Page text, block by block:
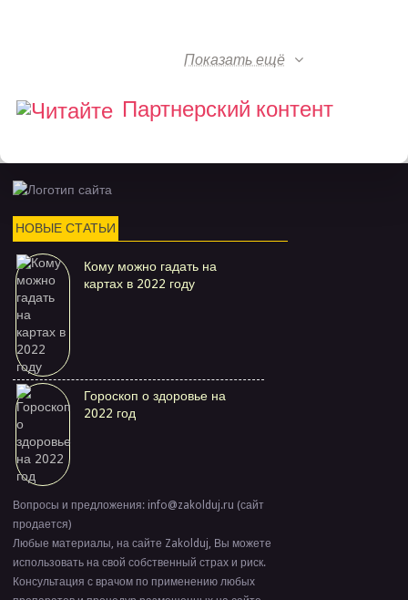
Показать ещё
Партнерский контент
НОВЫЕ СТАТЬИ
Кому можно гадать на
картах в 2022 году
Гороскоп о здоровье на
2022 год
Вопросы и предложения: info@zakolduj.ru (сайт
продается)
Любые материалы, на сайте Zakolduj, Вы можете
использовать на свой собственный страх и риск.
Консультация с врачом по применению любых